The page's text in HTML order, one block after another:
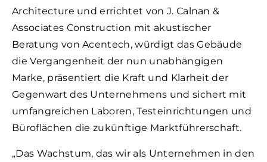
Architecture und errichtet von J. Calnan &
Associates Construction mit akustischer
Beratung von Acentech, würdigt das Gebäude
die Vergangenheit der nun unabhängigen
Marke, präsentiert die Kraft und Klarheit der
Gegenwart des Unternehmens und sichert mit
umfangreichen Laboren, Testeinrichtungen und
Büroflächen die zukünftige Marktführerschaft.
„Das Wachstum, das wir als Unternehmen in den